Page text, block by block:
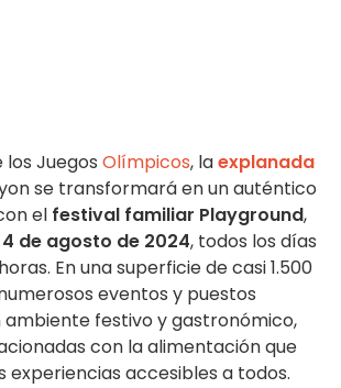
Juegos Olímpicos, laexplanada
se transformará en un auténtico
el festival familiar Playground,
4 de agosto de 2024, todos los días
En una superficie de casi 1.500
eventos y puestos
ambiente festivo y gastronómico,
con la alimentación que
experiencias accesibles a todos.